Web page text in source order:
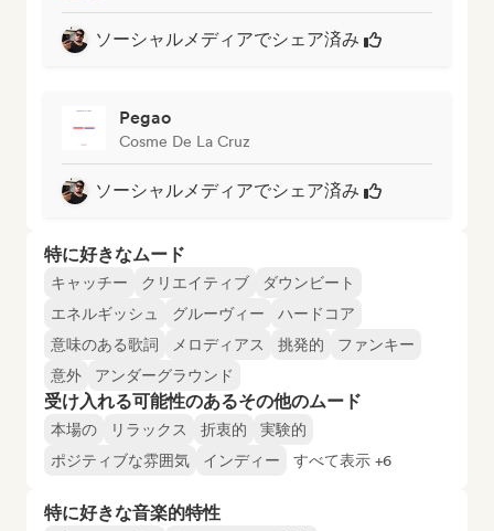
ソーシャルメディアでシェア済み
Pegao
Cosme De La Cruz
ソーシャルメディアでシェア済み
特に好きなムード
キャッチー クリエイティブ
ダウンビート
エネルギッシュ
グルーヴィー
ハードコア
意味のある歌詞
メロディアス 挑発的
ファンキー
意外
アンダーグラウンド
受け入れる可能性のあるその他のムード
本場の リラックス 折衷的
実験的
ポジティブな雰囲気
インディー すべて表示 +6
特に好きな音楽的特性